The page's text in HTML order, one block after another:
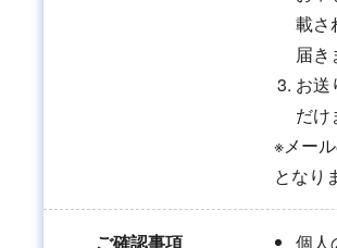
載さ
届き
お送
だけ
※メー
となり
ご確認事項
個人